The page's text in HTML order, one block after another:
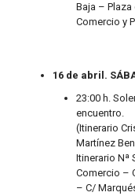
Baja – Plaza
Comercio y
16 de abril.
23:00 h.
encuentro.
(Itinerario
Martínez
Itinerario Nª
Comercio –
– C/